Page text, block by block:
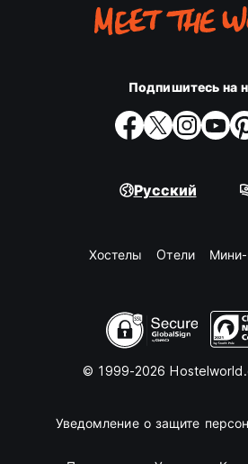
Подпишитесь на
Русский
Хостелы Oтели Мини-
© 1999-2026
Уведомление о защите